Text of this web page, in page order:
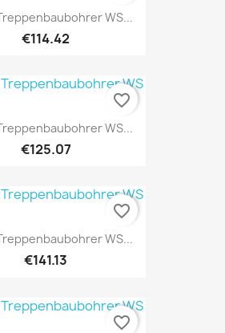
WS...
€114.42
WS...
€125.07
favorite_border
WS...
€141.13
favorite_border
favorite_border